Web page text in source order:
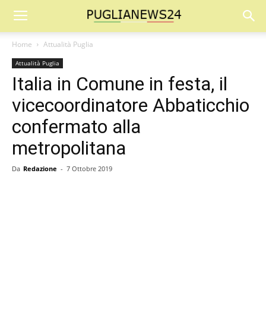
Home Attualità Puglia
Attualità Puglia
Italia in Comune in festa, il
vicecoordinatore Abbaticchio
confermato alla
metropolitana
Da Redazione - 7 Ottobre 2019